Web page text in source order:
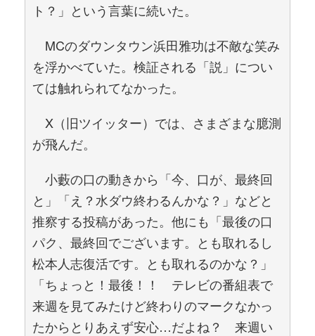
ト？」という言葉に続いた。
MCのダウンタウン浜田雅功は不敵な笑み
を浮かべていた。検証される「説」につい
ては触れられてなかった。
X（旧ツイッター）では、さまざまな臆測
が飛んだ。
小藪の口の動きから「今、口が、最終回
と」「え？水ダウ終わるんかな？」などと
推察する投稿があった。他にも「最後の口
パク、最終回でございます。とも取れるし
松本人志復活です。とも取れるのかな？」
「ちょっと！最後！！ テレビの番組表で
来週を見てみたけど終わりのマークなかっ
たからとりあえず安心…だよね？ 来週い